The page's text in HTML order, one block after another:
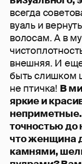
всегда
вуаль и
волосам. А в
внешняя. И
быть слишком
не птичка! В
яркие и
точностью до
что женщина
камнями,